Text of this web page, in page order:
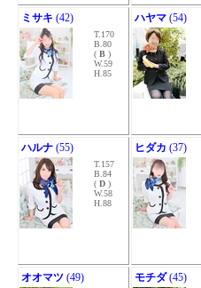
ミサキ (42)
T.170
B.80
( B )
W.59
H.85
ハヤマ (54)
ハルナ (55)
T.157
B.84
( D )
W.58
H.88
ヒダカ (37)
オオマツ (49) モチダ(45)